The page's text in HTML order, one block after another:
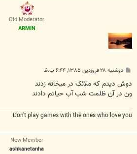
Old Moderator
ARMIN
پ
ت
دوشنبه ۲۸ فروردین ۱۳۸۵, ۶:۴۴ ب.ظ
دوش ديدم که ملائک در ميخانه زدند
ون در آن ظلمت شب آب حياتم دادند
Don't play games with the ones who love you
New Member
ashkanetanha